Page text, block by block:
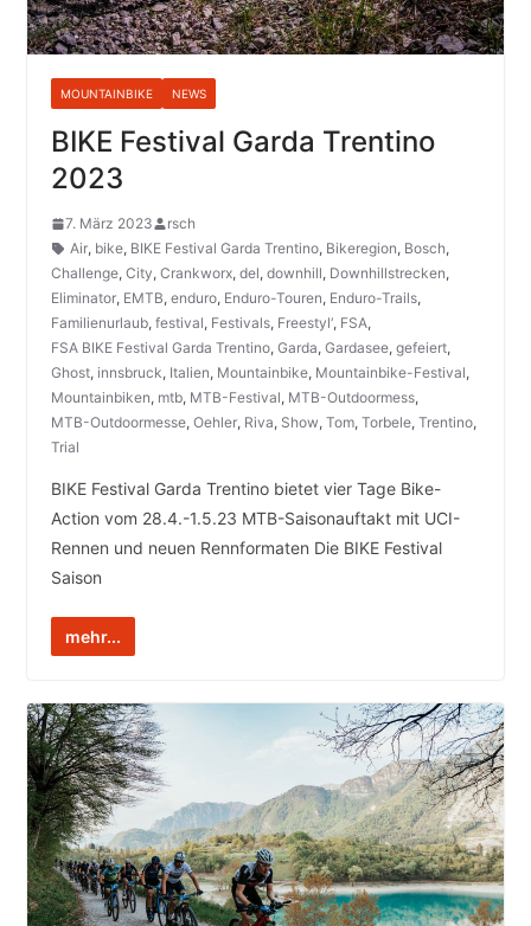
MOUNTAINBIKE NEWS
BIKE Festival Garda Trentino
2023
7. März 2023
rsch
Air, bike, BIKE Festival Garda Trentino, Bikeregion, Bosch,
Challenge, City, Crankworx, del, downhill, Downhillstrecken,
Eliminator, EMTB, enduro, Enduro-Touren, Enduro-Trails,
Familienurlaub, festival, Festivals, Freestyl‘, FSA,
FSA BIKE Festival Garda Trentino, Garda, Gardasee, gefeiert,
Ghost, innsbruck, Italien, Mountainbike, Mountainbike-Festival,
Mountainbiken, mtb, MTB-Festival, MTB-Outdoormess,
MTB-Outdoormesse, Oehler, Riva, Show, Tom, Torbele, Trentino,
Trial
BIKE Festival Garda Trentino bietet vier Tage Bike-
Action vom 28.4.-1.5.23 MTB-Saisonauftakt mit UCI-
Rennen und neuen Rennformaten Die BIKE Festival
Saison
mehr...